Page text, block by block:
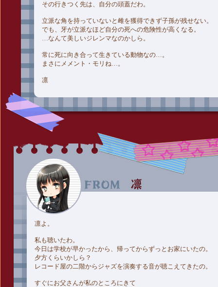
その行きつく先は、自分の頭蓋だわ。
立派な角を持っていないと雌を獲得できず子孫が残せない。
でも、牙が立派なほど自分の死への危険性が高くなる。
…なんて美しいジレンマなのかしら。
常に死に向き合って生きている動物なの…。
まさにメメント・モリね…。
凛
凛よ。
私も聴いたわ。
今日は学校が早かったから、帰ってからずっとお家にいたの。
夕方くらいかしら？
レコード屋の二階からジャズを演奏する音が聴こえてきたの。
すぐにお父さんが私のところにきて